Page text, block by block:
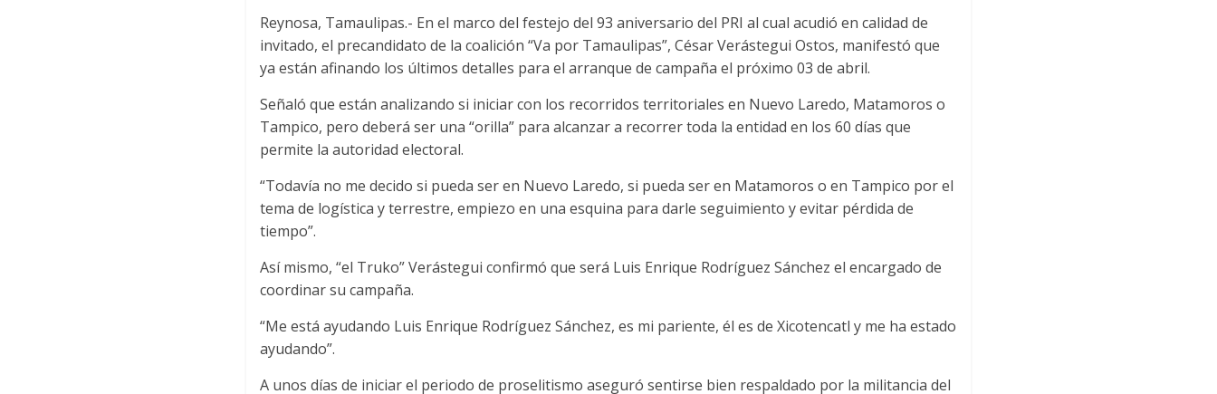
Reynosa, Tamaulipas.- En el marco del festejo del 93 aniversario del PRI al cual acudió en calidad de
invitado, el precandidato de la coalición “Va por Tamaulipas”, César Verástegui Ostos, manifestó que
ya están afinando los últimos detalles para el arranque de campaña el próximo 03 de abril.
Señaló que están analizando si iniciar con los recorridos territoriales en Nuevo Laredo, Matamoros o
Tampico, pero deberá ser una “orilla” para alcanzar a recorrer toda la entidad en los 60 días que
permite la autoridad electoral.
“Todavía no me decido si pueda ser en Nuevo Laredo, si pueda ser en Matamoros o en Tampico por el
tema de logística y terrestre, empiezo en una esquina para darle seguimiento y evitar pérdida de
tiempo”.
Así mismo, “el Truko” Verástegui confirmó que será Luis Enrique Rodríguez Sánchez el encargado de
coordinar su campaña.
“Me está ayudando Luis Enrique Rodríguez Sánchez, es mi pariente, él es de Xicotencatl y me ha estado
ayudando”.
A unos días de iniciar el periodo de proselitismo aseguró sentirse bien respaldado por la militancia del